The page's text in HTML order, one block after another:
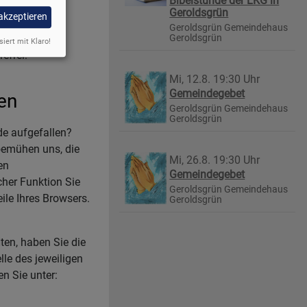
aufgefallen?
uns, die
Funktion Sie
Ihres Browsers.
haben Sie die
des jeweiligen
Sie unter:
Geroldsgrün
Geroldsgrün Gemeindehaus
Geroldsgrün
Mi, 12.8. 19:30 Uhr
Gemeindegebet
Geroldsgrün Gemeindehaus
Geroldsgrün
Mi, 26.8. 19:30 Uhr
Gemeindegebet
Geroldsgrün Gemeindehaus
Geroldsgrün
mit Klaro!